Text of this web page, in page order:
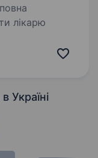
лікарю
в Україні